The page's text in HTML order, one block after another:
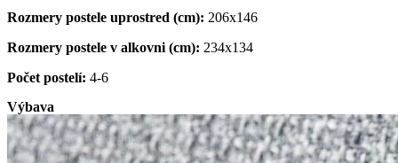
Rozmery postele uprostred (cm): 206x146
Rozmery postele v alkovni (cm): 234x134
Počet postelí: 4-6
Výbava